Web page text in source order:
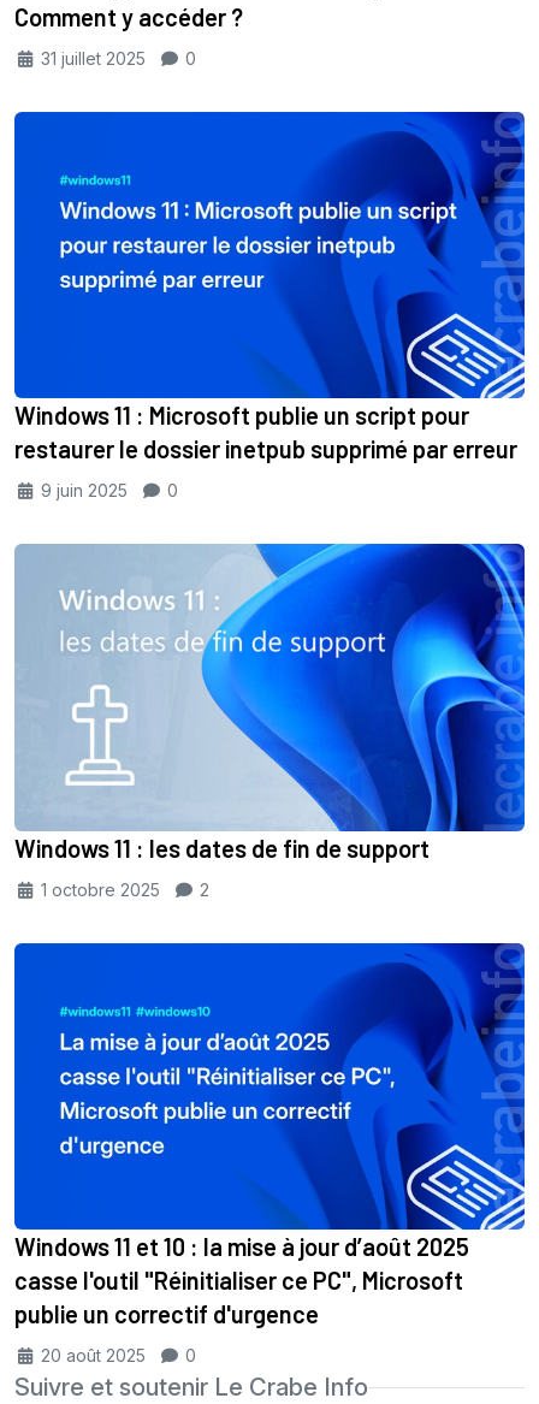
Comment y accéder ?
31 juillet 2025 0
Windows 11 : Microsoft publie un script pour
restaurer le dossier inetpub supprimé par erreur
9 juin 2025 0
Windows 11 : les dates de fin de support
1 octobre 2025 2
Windows 11 et 10 : la mise à jour d’août 2025
casse l'outil "Réinitialiser ce PC", Microsoft
publie un correctif d'urgence
20 août 2025 0
Suivre et soutenir Le Crabe Info